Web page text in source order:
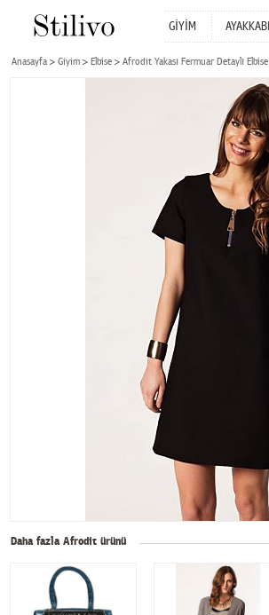
GİYİM AYAKKABI
Anasayfa Giyim Elbise Afrodit Yakası Fermuar Detaylı Elbise
Daha fazla Afrodit ürünü